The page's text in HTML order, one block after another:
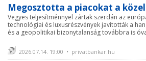
Megosztotta a piacokat a
Vegyes teljesítménnyel zártak szerdán az
technológiai és luxusrészvények javították a
és a geopolitikai bizonytalanság továbbra is
2026.07.14. 19:00 • privatbankar.hu